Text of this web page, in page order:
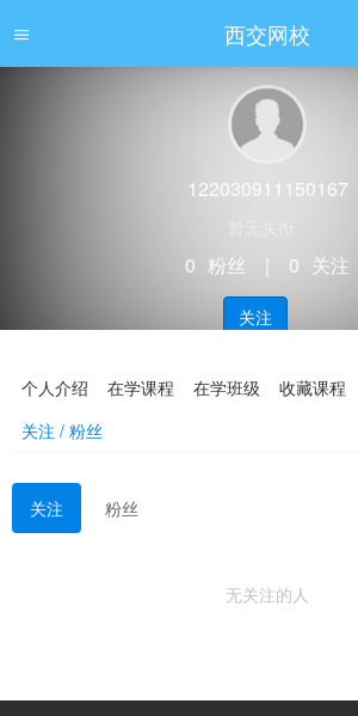
西交网校
122030911150167
0 粉丝 0 关注
关注
个人介绍 在学课程 在学班级 收藏课程
关注 / 粉丝
关注 粉丝
无关注的人